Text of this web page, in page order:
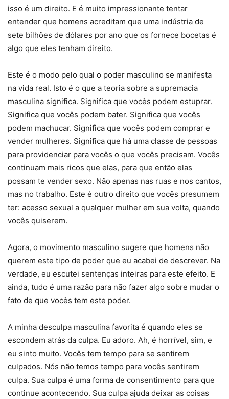
isso é um direito. E é muito impressionante tentar
entender que homens acreditam que uma indústria de
sete bilhões de dólares por ano que os fornece bocetas é
algo que eles tenham direito.
Este é o modo pelo qual o poder masculino se manifesta
na vida real. Isto é o que a teoria sobre a supremacia
masculina significa. Significa que vocês podem estuprar.
Significa que vocês podem bater. Significa que vocês
podem machucar. Significa que vocês podem comprar e
vender mulheres. Significa que há uma classe de pessoas
para providenciar para vocês o que vocês precisam. Vocês
continuam mais ricos que elas, para que então elas
possam te vender sexo. Não apenas nas ruas e nos cantos,
mas no trabalho. Este é outro direito que vocês presumem
ter: acesso sexual a qualquer mulher em sua volta, quando
vocês quiserem.
Agora, o movimento masculino sugere que homens não
querem este tipo de poder que eu acabei de descrever. Na
verdade, eu escutei sentenças inteiras para este efeito. E
ainda, tudo é uma razão para não fazer algo sobre mudar o
fato de que vocês tem este poder.
A minha desculpa masculina favorita é quando eles se
escondem atrás da culpa. Eu adoro. Ah, é horrível, sim, e
eu sinto muito. Vocês tem tempo para se sentirem
culpados. Nós não temos tempo para vocês sentirem
culpa. Sua culpa é uma forma de consentimento para que
continue acontecendo. Sua culpa ajuda deixar as coisas